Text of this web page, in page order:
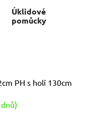
Úklidové
pomůcky
PH s holí 130cm